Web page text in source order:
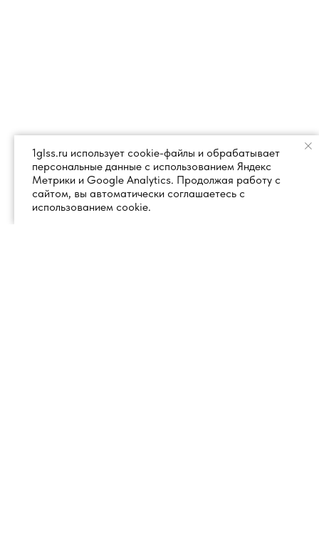
1glss.ru использует cookie-файлы и обрабатывает
персональные данные с использованием Яндекс
Метрики и Google Analytics. Продолжая работу с
сайтом, вы автоматически соглашаетесь с
использованием cookie.